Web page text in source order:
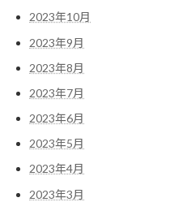
2023年10月
2023年9月
2023年8月
2023年7月
2023年6月
2023年5月
2023年4月
2023年3月